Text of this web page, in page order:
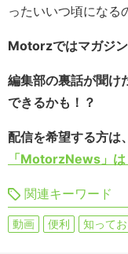
ったいいつ頃になる
Motorzではマガジン
編集部の裏話が聞け
できるかも！？
配信を希望する方
「MotorzNews」は
関連キーワード
動画 便利 知って